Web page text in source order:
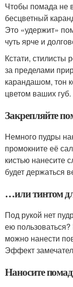
Чтобы помада не
бесцветный
Это «удержит»
чуть ярче и
Кстати, стилисты
за пределами
карандашом, тон
цветом ваших губ.
Закрепляйте
Немного пудры
промокните её
кистью нанесите
будет держаться
…или тинтом
Под рукой нет
ею
можно нанести
Эффект
Наносите